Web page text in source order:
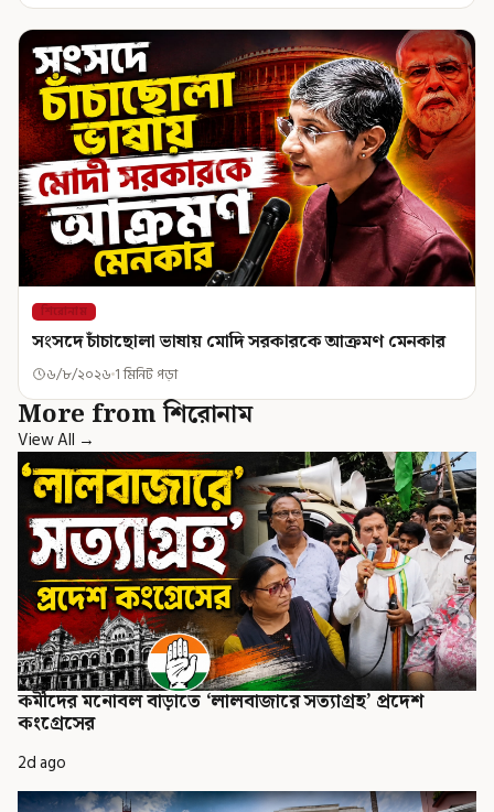
শিরোনাম
সংসদে চাঁচাছোলা ভাষায় মোদি সরকারকে আক্রমণ মেনকার
৬/৮/২০২৬ 1 মিনিট পড়া
More from শিরোনাম
View All →
কর্মীদের মনোবল বাড়াতে ‘লালবাজারে সত্যাগ্রহ’ প্রদেশ
কংগ্রেসের
2d ago